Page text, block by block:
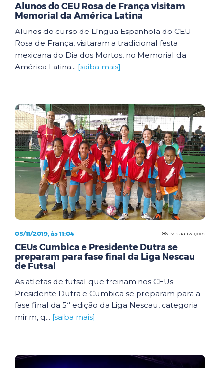
Alunos do CEU Rosa de França visitam
Memorial da América Latina
Alunos do curso de Língua Espanhola do CEU
Rosa de França, visitaram a tradicional festa
mexicana do Dia dos Mortos, no Memorial da
América Latina... [saiba mais]
861 visualizações
05/11/2019, às 11:04
CEUs Cumbica e Presidente Dutra se
preparam para fase final da Liga Nescau
de Futsal
As atletas de futsal que treinam nos CEUs
Presidente Dutra e Cumbica se preparam para a
fase final da 5ª edição da Liga Nescau, categoria
mirim, q... [saiba mais]